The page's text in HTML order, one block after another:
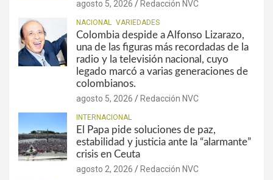
agosto 5, 2026 Redacción NVC
NACIONAL VARIEDADES
Colombia despide a Alfonso Lizarazo,
una de las figuras más recordadas de la
radio y la televisión nacional, cuyo
legado marcó a varias generaciones de
colombianos.
agosto 5, 2026 Redacción NVC
INTERNACIONAL
El Papa pide soluciones de paz,
estabilidad y justicia ante la “alarmante”
crisis en Ceuta
agosto 2, 2026 Redacción NVC